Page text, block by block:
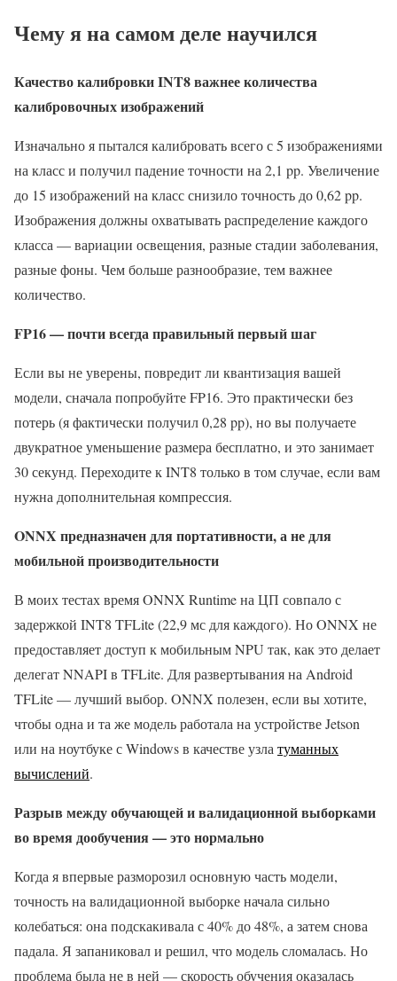
Чему я на самом деле научился
Качество калибровки INT8 важнее количества
калибровочных изображений
Изначально я пытался калибровать всего с 5 изображениями
на класс и получил падение точности на 2,1 pp. Увеличение
до 15 изображений на класс снизило точность до 0,62 pp.
Изображения должны охватывать распределение каждого
класса — вариации освещения, разные стадии заболевания,
разные фоны. Чем больше разнообразие, тем важнее
количество.
FP16 — почти всегда правильный первый шаг
Если вы не уверены, повредит ли квантизация вашей
модели, сначала попробуйте FP16. Это практически без
потерь (я фактически получил 0,28 pp), но вы получаете
двукратное уменьшение размера бесплатно, и это занимает
30 секунд. Переходите к INT8 только в том случае, если вам
нужна дополнительная компрессия.
ONNX предназначен для портативности, а не для
мобильной производительности
В моих тестах время ONNX Runtime на ЦП совпало с
задержкой INT8 TFLite (22,9 мс для каждого). Но ONNX не
предоставляет доступ к мобильным NPU так, как это делает
делегат NNAPI в TFLite. Для развертывания на Android
TFLite — лучший выбор. ONNX полезен, если вы хотите,
чтобы одна и та же модель работала на устройстве Jetson
или на ноутбуке с Windows в качестве узлатуманных
вычислений.
Разрыв между обучающей и валидационной выборками
во время дообучения — это нормально
Когда я впервые разморозил основную часть модели,
точность на валидационной выборке начала сильно
колебаться: она подскакивала с 40% до 48%, а затем снова
падала. Я запаниковал и решил, что модель сломалась. Но
проблема была не в ней — скорость обучения оказалась